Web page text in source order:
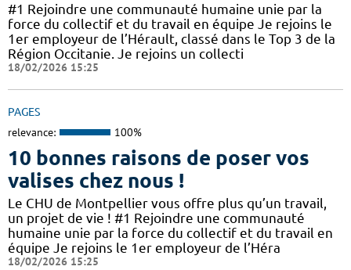
#1 Rejoindre une communauté humaine unie par la
force du collectif et du travail en équipe Je rejoins le
1er employeur de l’Hérault, classé dans le Top 3 de la
Région Occitanie. Je rejoins un collecti
18/02/2026 15:25
PAGES
relevance: 100%
10 bonnes raisons de poser vos
valises chez nous !
Le CHU de Montpellier vous offre plus qu’un travail,
un projet de vie ! #1 Rejoindre une communauté
humaine unie par la force du collectif et du travail en
équipe Je rejoins le 1er employeur de l’Héra
18/02/2026 15:25